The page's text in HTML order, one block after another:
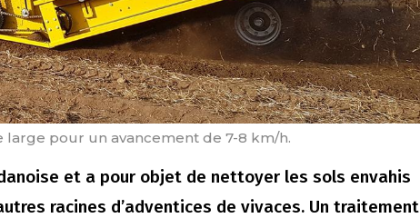
large pour un avancement de 7-8 km/h.
et a pour objet de nettoyer les sols envahis
racines d’adventices de vivaces. Un traitement